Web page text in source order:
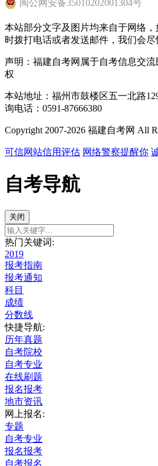
闽公网安备35010202001304号
本站部分文字及图片均来自于网络
时拨打电话或者发送邮件，我们会尽
声明：福建自考网属于自考信息交
权
本站地址：福州市鼓楼区五一北路
询电话：0591-87666380
Copyright 2007-2026 福建自考网 All
可信网站信用评估 网络警察提醒你
自考导航
关闭
热门关键词:
2019
报考指南
报考通知
科目
成绩
分数线
快捷导航:
历年真题
自考院校
自考专业
在线刷题
报名报考
地市资讯
网上报名:
专题
自考专业
报名报考
自考报名